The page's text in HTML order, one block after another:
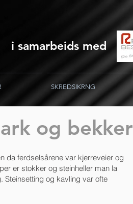
i samarbeids med
SKREDSIKRNG
og bekker
da ferdselsårene var kjerreveier og
er stokker og steinheller man la
og kavling var ofte